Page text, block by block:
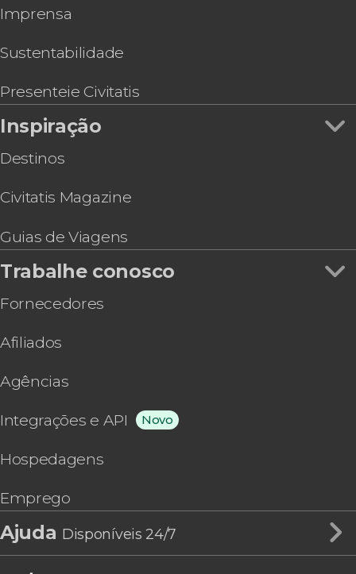
Imprensa
Sustentabilidade
Presenteie Civitatis
Inspiração
Destinos
Civitatis Magazine
Guias de Viagens
Trabalhe conosco
Fornecedores
Afiliados
Agências
Integrações e API Novo
Hospedagens
Emprego
Ajuda Disponíveis 24/7